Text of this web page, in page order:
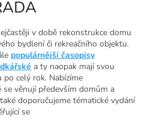
v době rekonstrukce domu
bydlení či rekreačního objektu.
populárnější časopisy
a ty naopak mají svou
celý rok. Nabízíme
se věnují především domům a
doporučujeme tématické vydání
se